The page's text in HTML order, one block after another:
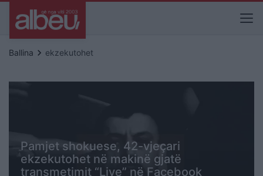
Ballina keyboard_arrow_right ekzekutohet
Pamjet shokuese, 42-vjeçari
ekzekutohet në makinë gjatë
transmetimit “Live” në Facebook